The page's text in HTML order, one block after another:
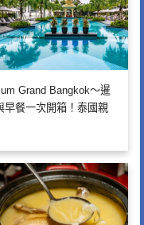
Grand Bangkok～暹
早餐一次開箱！泰國親